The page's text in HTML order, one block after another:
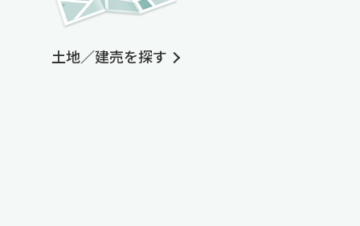
土地／建売を探す